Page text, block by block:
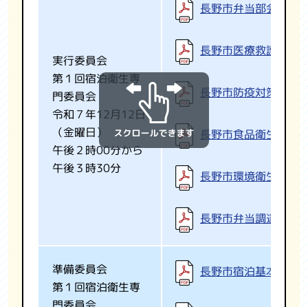
実行委員会
第１回宿泊衛生専
門委員会
令和７年12月12日
（金曜日）
午後２時00分から
午後３時30分
長野市弁当部会設置
長野市医療救護要項
長野市防疫対策要項
長野市食品衛生対策
長野市環境衛生対策
長野市弁当調達要項
準備委員会
第１回宿泊衛生専
長野市宿泊基本計画